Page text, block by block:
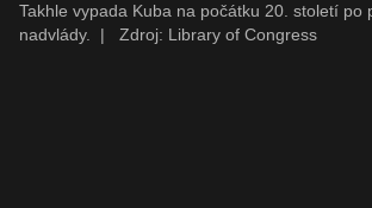
Takhle vypada Kuba na počátku 20. století po
nadvlády.
| Zdroj: Library of Congress